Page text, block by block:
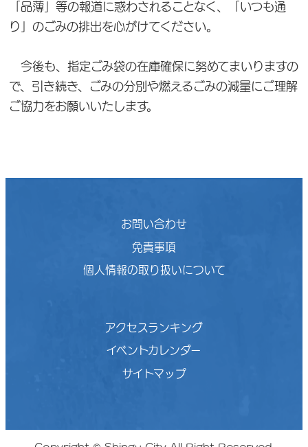
「品薄」等の報道に惑わされることなく、「いつも通
り」のごみの排出を心がけてください。
今後も、指定ごみ袋の在庫確保に努めてまいりますの
で、引き続き、ごみの分別や燃えるごみの減量にご理解
ご協力をお願いいたします。
お問い合わせ
免責事項
個人情報の取り扱いについて
アクセスランキング
イベントカレンダー
サイトマップ